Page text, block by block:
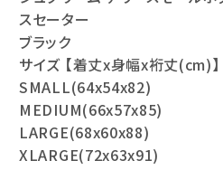
会員登録スセーター
ブラック
サイズ 【着丈x身幅x裄丈(cm)】
SMALL(64x54x82)
MEDIUM(66x57x85)
LARGE(68x60x88)
XLARGE(72x63x91)